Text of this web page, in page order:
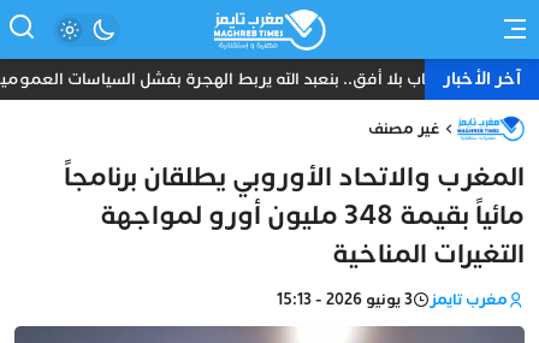
آخر الأخبارشباب بلا أفق.. بنعبد الله يربط الهجرة بفشل السياسات
غير مصنف
المغرب والاتحاد الأوروبي يطلقان برنامجاً
مائياً بقيمة 348 مليون أورو لمواجهة
التغيرات المناخية
مغرب تايمز 3 يونيو 2026 - 15:13